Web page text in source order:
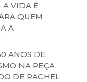
A VIDA É
QUEM
A
ANOS DE
NA PEÇA
DE RACHEL